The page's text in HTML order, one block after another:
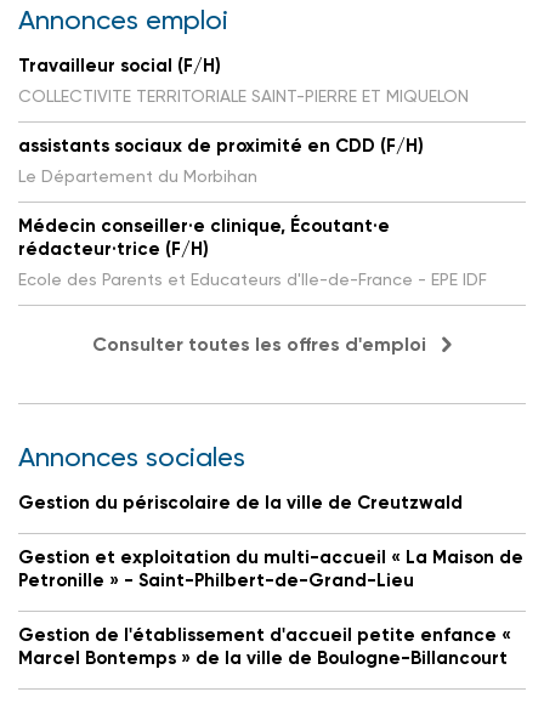
Annonces emploi
Travailleur social (F/H)
COLLECTIVITE TERRITORIALE SAINT-PIERRE ET MIQUELON
assistants sociaux de proximité en CDD (F/H)
Le Département du Morbihan
Médecin conseiller·e clinique, Écoutant·e
rédacteur·trice (F/H)
Ecole des Parents et Educateurs d'Ile-de-France - EPE IDF
Consulter toutes les offres d'emploi
Annonces sociales
Gestion du périscolaire de la ville de Creutzwald
Gestion et exploitation du multi-accueil « La Maison de
Petronille » - Saint-Philbert-de-Grand-Lieu
Gestion de l'établissement d'accueil petite enfance «
Marcel Bontemps » de la ville de Boulogne-Billancourt